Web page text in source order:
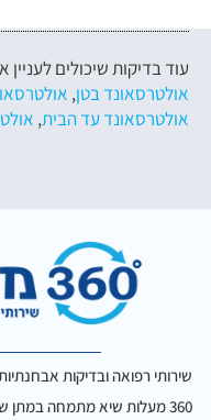
עוד בדיקות שיכולים
אולטרסאונד בטן,
אולטרסאונד עד הבית,
שירותי רפואה ובדיקות
360 מעלות שיא מתמחה במתן